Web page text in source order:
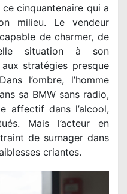
cinquantenaire qui a
milieu. Le vendeur
de charmer, de
situation à son
stratégies presque
l’ombre, l’homme
sa BMW sans radio,
affectif dans l’alcool,
Mais l’acteur en
de surnager dans
criantes.